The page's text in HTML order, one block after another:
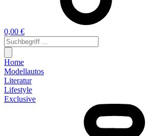
0,00 €
Home
Modellautos
Literatur
Lifestyle
Exclusive